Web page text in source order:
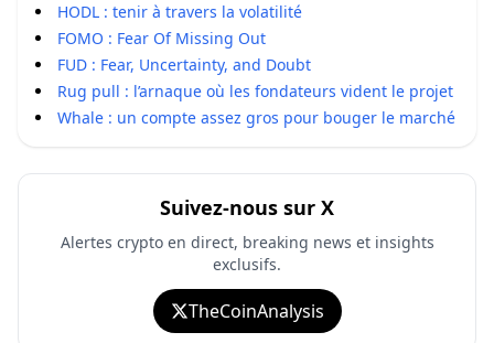
HODL : tenir à travers la volatilité
FOMO : Fear Of Missing Out
FUD : Fear, Uncertainty, and Doubt
Rug pull : l’arnaque où les fondateurs vident le projet
Whale : un compte assez gros pour bouger le marché
Suivez-nous sur X
Alertes crypto en direct, breaking news et insights
exclusifs.
TheCoinAnalysis